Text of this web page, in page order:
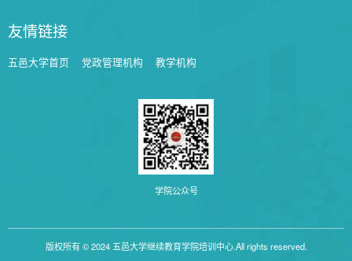
友情链接
五邑大学首页 党政管理机构 教学机构
学院公众号
版权所有 © 2024 五邑大学继续教育学院培训中心.All rights reserved.